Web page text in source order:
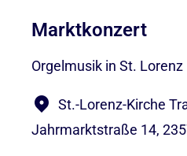
Marktkonzert
Orgelmusik in St. Lorenz
St.-Lorenz-Kirche
Jahrmarktstraße 14,